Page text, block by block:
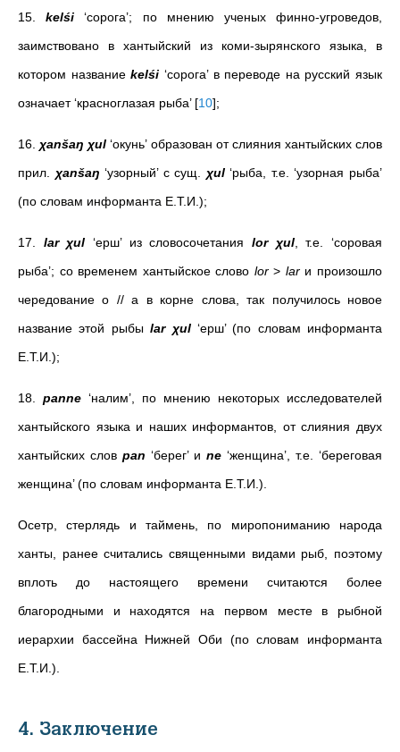
15.kelśi‘сорога’; по мнению ученых финно-угроведов,
заимствовано в хантыйский из коми-зырянского языка, в
котором названиеkelśi ‘сорога’ в переводе на русский язык
означает ‘красноглазая рыба’ [10];
16.χanšaŋ χul ‘окунь’ образован от слияния хантыйских слов
прил. χanšaŋ‘узорный’ с сущ. χul‘рыба, т.е. ‘узорная рыба’
(по словам информанта Е.Т.И. );
17. lar χul‘ерш’ из словосочетанияlor χul, т.е. ‘соровая
рыба’; со временем хантыйское слово lor> lar и произошло
чередование о // а в корне слова, так получилось новое
название этой рыбыlar χul ‘ерш’ (по словам информанта
Е.Т.И. );
18. panne ‘налим’, по мнению некоторых исследователей
хантыйского языка и наших информантов, от слияния двух
хантыйских слов pan ‘берег’ и ne ‘женщина’, т.е. ‘береговая
женщина’ (по словам информанта Е.Т.И. ).
Осетр, стерлядь и таймень, по миропониманию народа
ханты, ранее считались священными видами рыб, поэтому
вплоть до настоящего времени считаются более
благородными и находятся на первом месте в рыбной
иерархии бассейна Нижней Оби (по словам информанта
Е.Т.И. ).
4. Заключение